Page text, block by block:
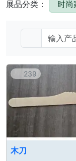
展品分类： 时尚
239
木刀